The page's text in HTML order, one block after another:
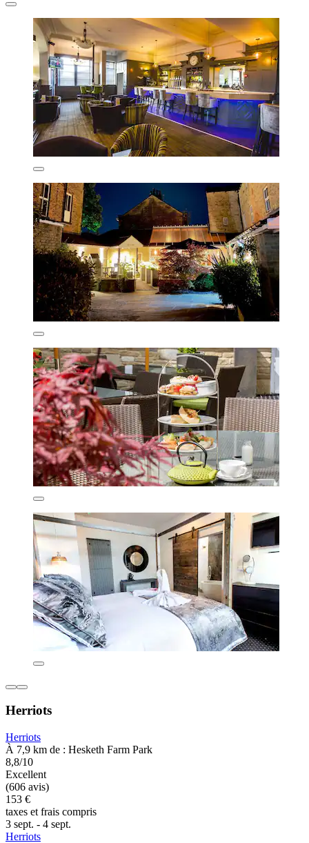
Herriots
Herriots
À 7,9 km de : Hesketh Farm Park
8,8/10
Excellent
(606 avis)
153 €
taxes et frais compris
3 sept. - 4 sept.
Herriots